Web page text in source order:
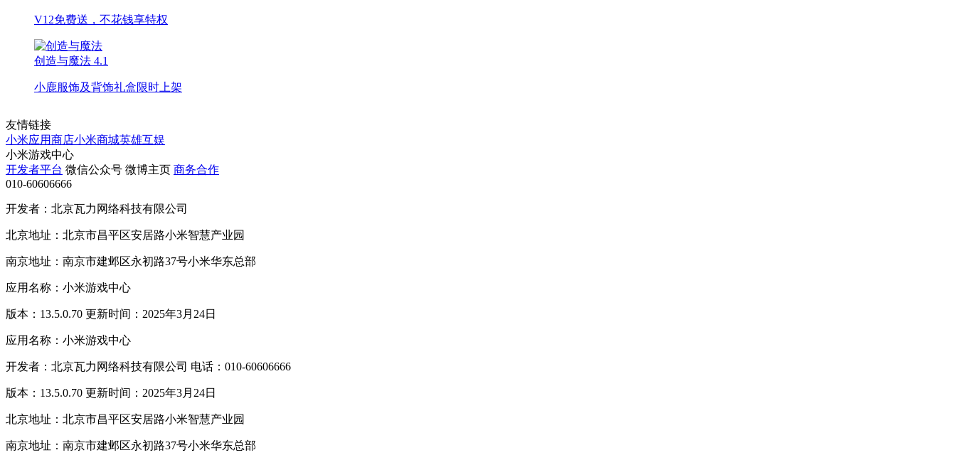
V12免费送，不花钱享特权
创造与魔法 4.1
小鹿服饰及背饰礼盒限时上架
友情链接
小米应用商店小米商城英雄互娱
小米游戏中心
开发者平台 微信公众号 微博主页 商务合作
010-60606666
开发者：北京瓦力网络科技有限公司
北京地址：北京市昌平区安居路小米智慧产业园
南京地址：南京市建邺区永初路37号小米华东总部
应用名称：小米游戏中心
版本：13.5.0.70 更新时间：2025年3月24日
应用名称：小米游戏中心
开发者：北京瓦力网络科技有限公司 电话：010-60606666
版本：13.5.0.70 更新时间：2025年3月24日
北京地址：北京市昌平区安居路小米智慧产业园
南京地址：南京市建邺区永初路37号小米华东总部